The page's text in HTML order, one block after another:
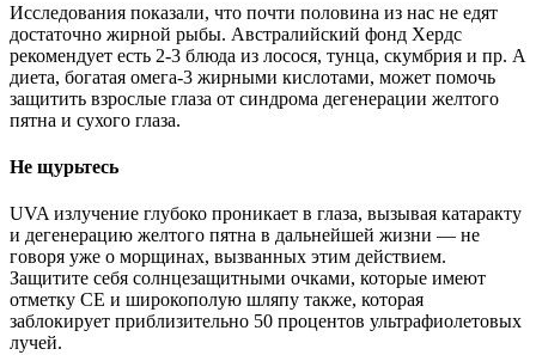
Исследования показали, что почти половина из нас не едят
достаточно жирной рыбы. Австралийский фонд Хердс
рекомендует есть 2-3 блюда из лосося, тунца, скумбрия и пр. A
диета, богатая омега-3 жирными кислотами, может помочь
защитить взрослые глаза от синдрома дегенерации желтого
пятна и сухого глаза.
Не щурьтесь
UVA излучение глубоко проникает в глаза, вызывая катаракту
и дегенерацию желтого пятна в дальнейшей жизни — не
говоря уже о морщинах, вызванных этим действием.
Защитите себя солнцезащитными очками, которые имеют
отметку CE и широкополую шляпу также, которая
заблокирует приблизительно 50 процентов ультрафиолетовых
лучей.